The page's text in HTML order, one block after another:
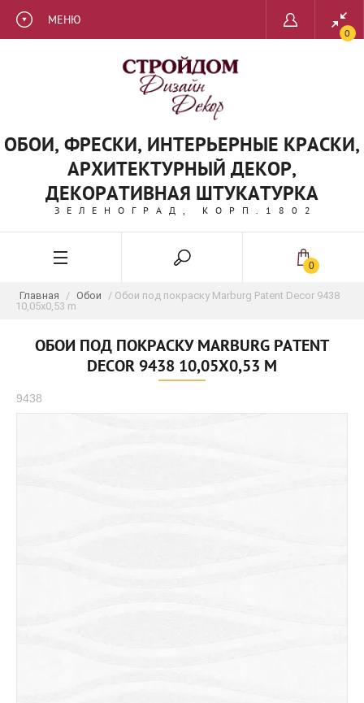
МЕНЮ
0
ОБОИ, ФРЕСКИ, ИНТЕРЬЕРНЫЕ КРАСКИ,
АРХИТЕКТУРНЫЙ ДЕКОР,
ДЕКОРАТИВНАЯ ШТУКАТУРКА
ЗЕЛЕНОГРАД, КОРП.1802
0
Главная / Обои
/ Обои под покраску Marburg Patent Decor 9438
10,05x0,53 m
ОБОИ ПОД ПОКРАСКУ MARBURG PATENT
DECOR 9438 10,05X0,53 M
9438